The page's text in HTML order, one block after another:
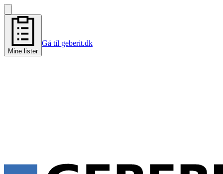
Mine lister
Gå til geberit.dk